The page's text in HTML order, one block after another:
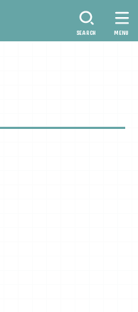
SEARCH MENU